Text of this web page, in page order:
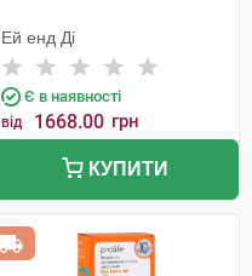
Ей енд Ді
Є в наявності
від 1668.00 грн
КУПИТИ